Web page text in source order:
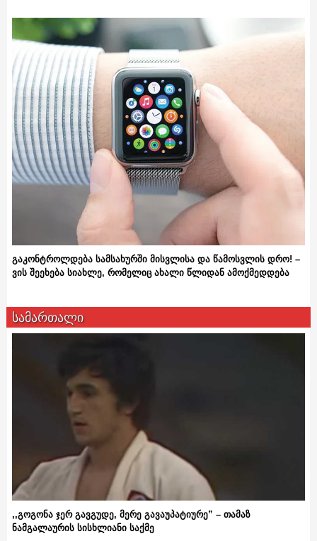
გაკონტროლდება სამსახურში მისვლისა და წამოსვლის დრო! –
ვის შეეხება სიახლე, რომელიც ახალი წლიდან ამოქმედდება
სამართალი
,,გოგონა ჯერ გავგუდე, მერე გავაუპატიურე” – თამაზ
ნამგალაურის სისხლიანი საქმე